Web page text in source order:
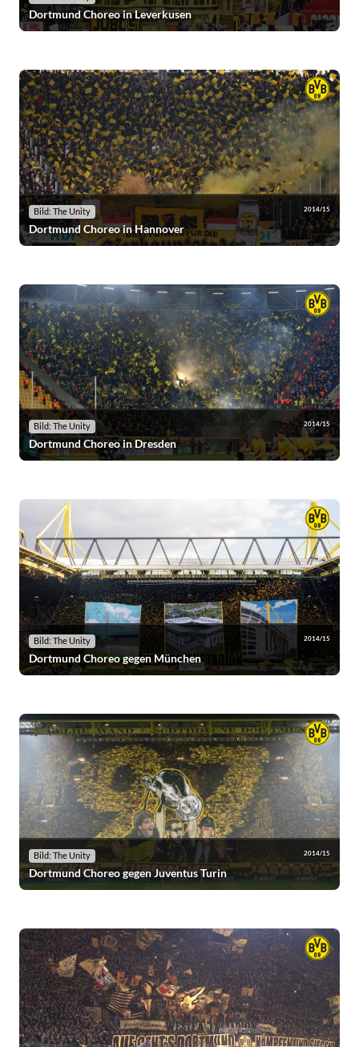
Dortmund Choreo in Leverkusen
Bild: The Unity 2014/15
Dortmund Choreo in Hannover
Bild: The Unity 2014/15
Dortmund Choreo in Dresden
Bild: The Unity 2014/15
Dortmund Choreo gegen München
Bild: The Unity 2014/15
Dortmund Choreo gegen Juventus Turin